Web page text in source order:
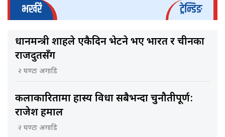
भर्खरै ट्रेन्डिङ
प्रधानमन्त्री शाहले एकैदिन भेटने भए भारत र चीनका
राजदुतसँग
२ घण्टा अगाडि
कलाकारितामा हास्य विधा सबैभन्दा चुनौतीपूर्ण:
राजेश हमाल
२ घण्टा अगाडि